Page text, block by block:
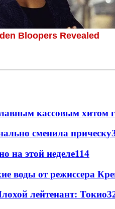
кассовым хитом
сменила прическу
на этой неделе114
воды от режиссера
лейтенант: Токио